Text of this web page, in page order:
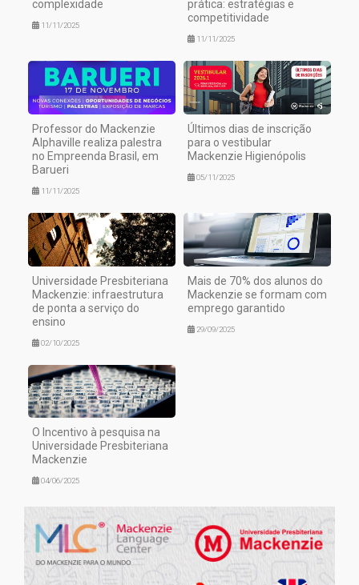
complexidade
11/11/2025
prática: estratégias e
competitividade
11/11/2025
Professor do Mackenzie
Alphaville realiza palestra
no Empreenda Brasil, em
Barueri
11/11/2025
Últimos dias de inscrição
para o vestibular
Mackenzie Higienópolis
05/11/2025
Universidade Presbiteriana
Mackenzie: infraestrutura
de ponta a serviço do
ensino
02/10/2025
Mais de 70% dos alunos do
Mackenzie se formam com
emprego garantido
29/09/2025
O Incentivo à pesquisa na
Universidade Presbiteriana
Mackenzie
04/06/2025